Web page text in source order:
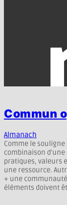
Commun
Almanach
Comme le
combinaison
pratiques, valeurs
une ressource.
+ une
éléments doivent